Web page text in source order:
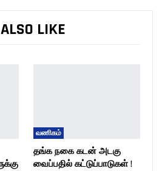
LIKE
வணிகம்
தங்க நகை கடன் அடகு
வைப்பதில் கட்டுப்பாடுகள் !